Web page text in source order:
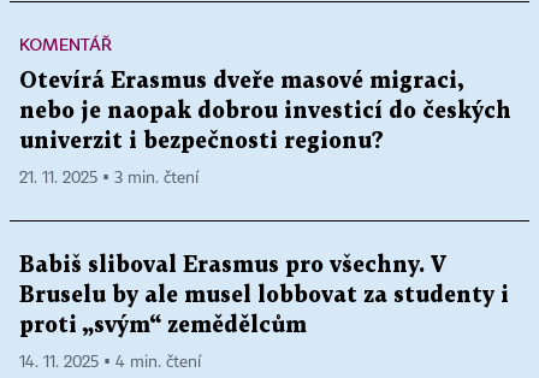
KOMENTÁŘ
Otevírá Erasmus dveře masové migraci,
nebo je naopak dobrou investicí do českých
univerzit i bezpečnosti regionu?
21. 11. 2025 ▪ 3 min. čtení
Babiš sliboval Erasmus pro všechny. V
Bruselu by ale musel lobbovat za studenty i
proti „svým“ zemědělcům
14. 11. 2025 ▪ 4 min. čtení